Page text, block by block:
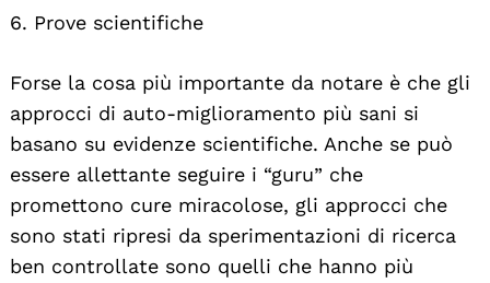
6. Prove scientifiche
Forse la cosa più importante da notare è che gli
approcci di auto-miglioramento più sani si
basano su evidenze scientifiche. Anche se può
essere allettante seguire i “guru” che
promettono cure miracolose, gli approcci che
sono stati ripresi da sperimentazioni di ricerca
ben controllate sono quelli che hanno più